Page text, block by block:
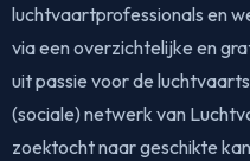
luchtvaartprofessionals en
via een overzichtelijke en
uit passie voor de
(sociale) netwerk van
zoektocht naar geschikte